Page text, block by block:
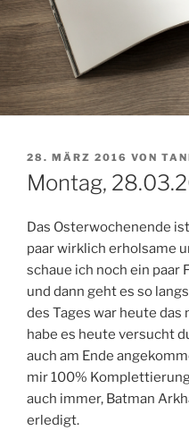
VERÖFFENTLICHT
AM
28. MÄRZ 2016 VON
Montag,
Das Osterwochenende
paar wirklich erholsame
schaue ich noch ein paar
und dann geht es so
des Tages war heute das
habe es heute versucht
auch am Ende
mir 100%
auch immer, Batman
erledigt.